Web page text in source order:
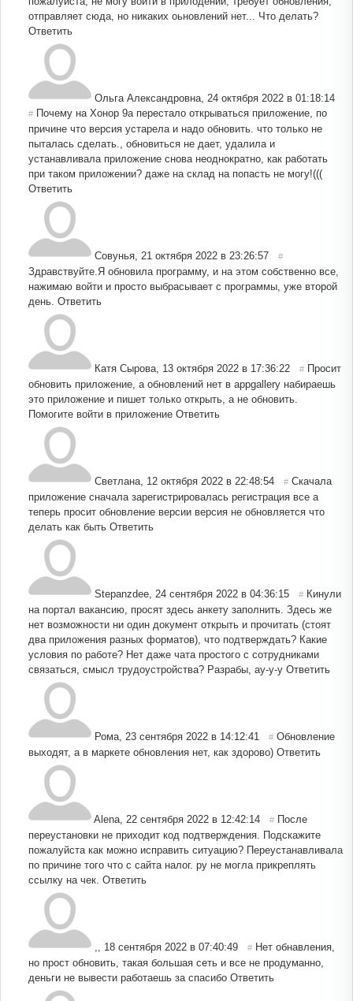
отправляет сюда, но никаких оьновлений нет... Что делать?
Ответить
Ольга Александровна, 24 октября 2022 в 01:18:14
# Почему на Хонор 9а перестало открываться приложение, по
причине что версия устарела и надо обновить. что только не
пыталась сделать., обновиться не дает, удалила и
устанавливала приложение снова неоднократно, как работать
при таком приложении? даже на склад на попасть не могу!(((
Ответить
Совунья, 21 октября 2022 в 23:26:57 #
Здравствуйте.Я обновила программу, и на этом собственно все,
нажимаю войти и просто выбрасывает с программы, уже второй
день. Ответить
Катя Сырова, 13 октября 2022 в 17:36:22 # Просит
обновить приложение, а обновлений нет в appgallery набираешь
это приложение и пишет только открыть, а не обновить.
Помогите войти в приложение Ответить
Светлана, 12 октября 2022 в 22:48:54 # Скачала
приложение сначала зарегистрировалась регистрация все а
теперь просит обновление версии версия не обновляется что
делать как быть Ответить
Stepanzdee, 24 сентября 2022 в 04:36:15 # Кинули
на портал вакансию, просят здесь анкету заполнить. Здесь же
нет возможности ни один документ открыть и прочитать (стоят
два приложения разных форматов), что подтверждать? Какие
условия по работе? Нет даже чата простого с сотрудниками
связаться, смысл трудоустройства? Разрабы, ау-у-у Ответить
Рома, 23 сентября 2022 в 14:12:41 # Обновление
выходят, а в маркете обновления нет, как здорово) Ответить
Alena, 22 сентября 2022 в 12:42:14 # После
переустановки не приходит код подтверждения. Подскажите
пожалуйста как можно исправить ситуацию? Переустанавливала
по причине того что с сайта налог. ру не могла прикреплять
ссылку на чек. Ответить
,, 18 сентября 2022 в 07:40:49 # Нет обнавления,
но прост обновить, такая большая сеть и все не продуманно,
деньги не вывести работаешь за спасибо Ответить